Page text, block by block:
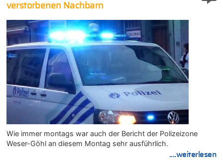
verstorbenen Nachbarn
Wie immer montags war auch der Bericht der Polizeizone
Weser-Göhl an diesem Montag sehr ausführlich.
....weiterlesen